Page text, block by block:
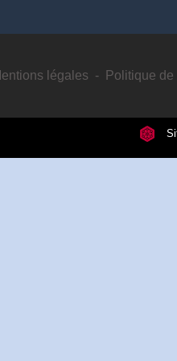
légales - Politique